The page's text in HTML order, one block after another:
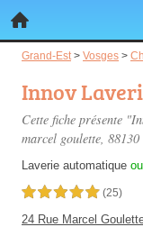
Grand-Est > Vosges >
Innov
Cette fiche présente
marcel goulette, 88130
Laverie automatique
5,0 étoiles sur 5 (25)
24 Rue Marcel